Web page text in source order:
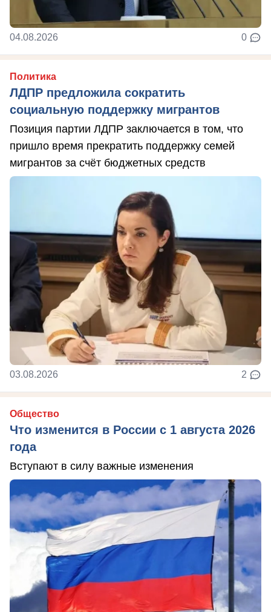
04.08.2026 0
Политика
ЛДПР предложила сократить
социальную поддержку мигрантов
Позиция партии ЛДПР заключается в том, что
пришло время прекратить поддержку семей
мигрантов за счёт бюджетных средств
03.08.2026 2
Общество
Что изменится в России с 1 августа 2026
года
Вступают в силу важные изменения